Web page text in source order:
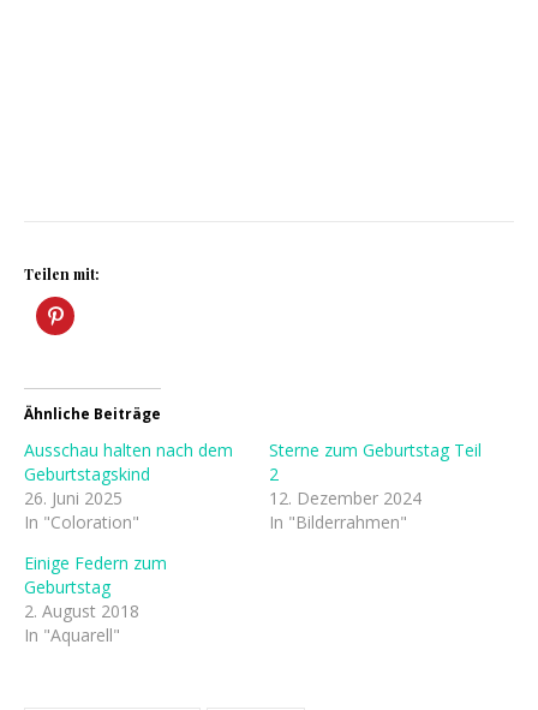
Teilen mit:
Ähnliche Beiträge
Ausschau halten nach dem
Geburtstagskind
26. Juni 2025
In "Coloration"
Sterne zum Geburtstag Teil
2
12. Dezember 2024
In "Bilderrahmen"
Einige Federn zum
Geburtstag
2. August 2018
In "Aquarell"